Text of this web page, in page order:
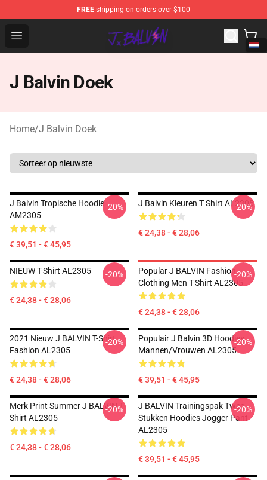
FREE shipping on orders over $100
Open menu
J Balvin Store - Official J Balvin Merchandise Shop
J Balvin Doek
Home/J Balvin Doek
J Balvin Tropische Hoodie
AM2305
€ 39,51 - € 45,95
-20% J Balvin Kleuren T Shirt AL2305
€ 24,38 - € 28,06
-20%
NIEUW T-Shirt AL2305
€ 24,38 - € 28,06
-20%
Popular J BALVIN Fashion
Clothing Men T-Shirt AL2305
€ 24,38 - € 28,06
-20%
2021 Nieuw J BALVIN T-Shirt
Fashion AL2305
€ 24,38 - € 28,06
-20%
Populair J Balvin 3D Hoodies
Mannen/vrouwen AL2305
€ 39,51 - € 45,95
-20%
Merk Print Summer J BALVIN T-
Shirt AL2305
€ 24,38 - € 28,06
-20%
J BALVIN Trainingspak Twee
Stukken Hoodies Jogger Pant
AL2305
€ 39,51 - € 45,95
-20%